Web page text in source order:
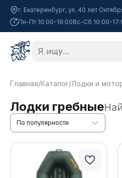
г. Екатеринбург, ул. 40 лет
Пн-Пт 10:00-19:00Вс-Сб 10:00-
Главная/Каталог/Лодки и
Лодки гребные
По популярности